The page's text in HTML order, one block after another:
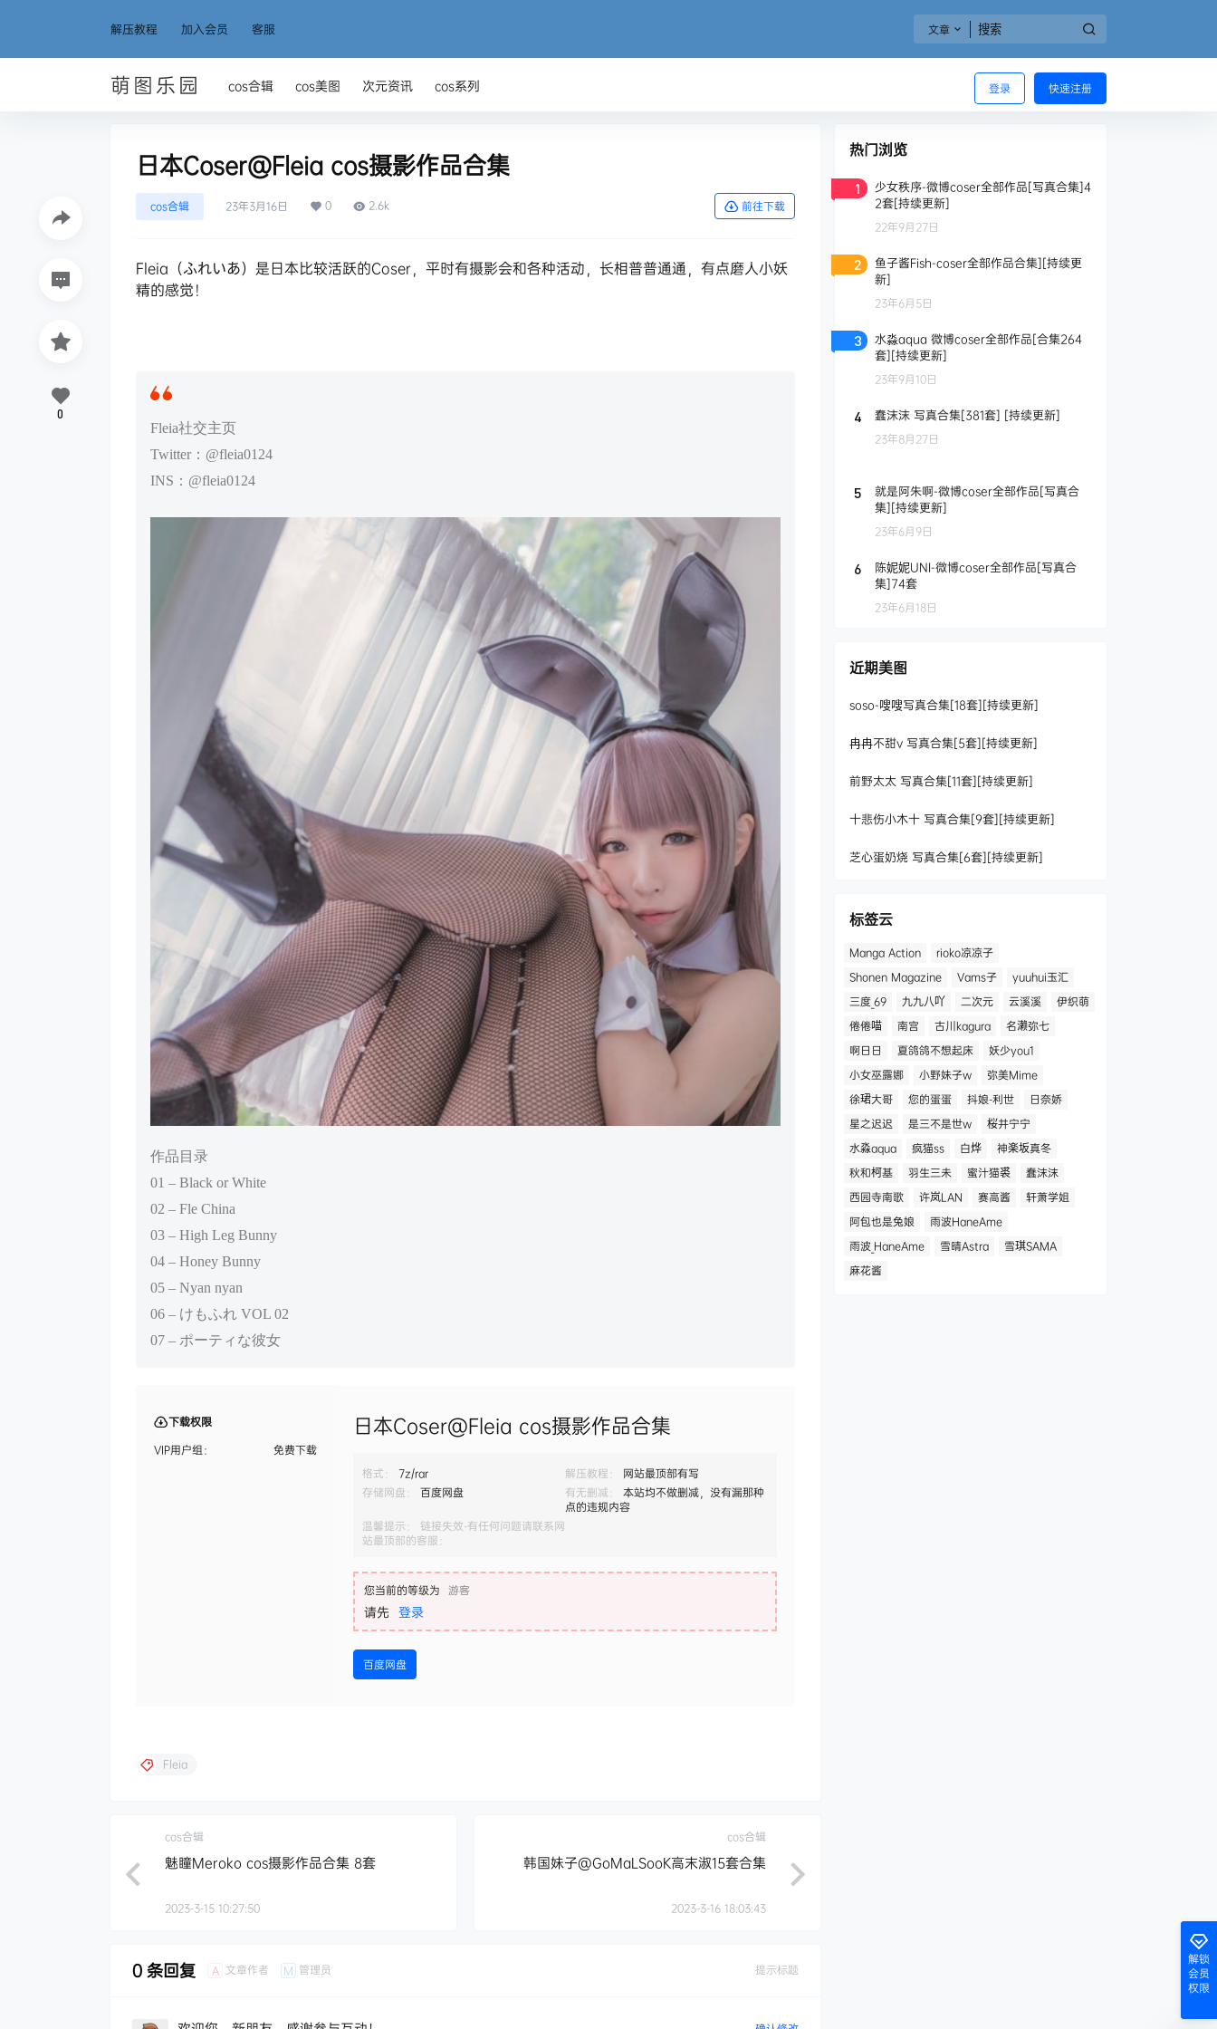
解压教程 加入会员 客服 文章
萌图乐园 登录 快速注册
cos合辑 cos美图 次元资讯 cos系列
日本Coser@Fleia cos摄影作品合集
cos合辑 23年3月16日 0 2.6k 前往下载
Fleia（ふれいあ）是日本比较活跃的Coser，平时有摄影会和各种活动，长相普普通通，有点磨人小妖
精的感觉！
Fleia社交主页
Twitter：@fleia0124
INS：@fleia0124
作品目录
01 – Black or White
02 – Fle China
03 – High Leg Bunny
04 – Honey Bunny
05 – Nyan nyan
06 – けもふれ VOL 02
07 – ポーティな彼女
下载权限
VIP用户组：
免费下载
日本Coser@Fleia cos摄影作品合集
格式： 7z/rar 解压教程：
网站最顶部有写
存储网盘：
百度网盘 有无删减：
本站均不做删减，没有漏那种
点的违规内容
温馨提示： 链接失效-有任何问题请联系网
站最顶部的客服：
您当前的等级为 游客
请先 登录
百度网盘
0
Fleia
cos合辑
魅瞳Meroko cos摄影作品合集 8套
2023-3-15 10:27:50
cos合辑
韩国妹子@GoMaLSooK高末淑15套合集
2023-3-16 18:03:43
0 条回复 A 文章作者 M 管理员 提示标题
热门浏览
1
少女秩序-微博coser全部作品[写真合集]4
2套[持续更新]
22年9月27日
2
鱼子酱Fish-coser全部作品合集][持续更
新]
23年6月5日
3
水淼aqua 微博coser全部作品[合集264
套][持续更新]
23年9月10日
4 蠢沫沫 写真合集[381套] [持续更新]
23年8月27日
5
就是阿朱啊-微博coser全部作品[写真合
集][持续更新]
23年6月9日
6
陈妮妮UNI-微博coser全部作品[写真合
集]74套
23年6月18日
近期美图
soso-嗖嗖写真合集[18套][持续更新]
冉冉不甜v 写真合集[5套][持续更新]
前野太太 写真合集[11套][持续更新]
十悲伤小木十 写真合集[9套][持续更新]
芝心蛋奶烧 写真合集[6套][持续更新]
标签云
Manga Action
rioko凉凉子
Shonen Magazine
Vams子
yuuhui玉汇
三度_69
九九八吖 二次元 云溪溪
伊织萌
倦倦喵
南宫 古川kagura
名濑弥七
啊日日
夏鸽鸽不想起床
妖少you1
小女巫露娜
小野妹子w
弥美Mime
徐珺大哥
您的蛋蛋 抖娘-利世
日奈娇
星之迟迟
是三不是世w
桜井宁宁
水淼aqua
疯猫ss 白烨
神楽坂真冬
秋和柯基
羽生三未 蜜汁猫裘
蠢沫沫
西园寺南歌
许岚LAN 赛高酱
轩萧学姐
阿包也是兔娘
雨波HaneAme
雨波_HaneAme
雪晴Astra
雪琪SAMA
麻花酱
解锁
会员
权限